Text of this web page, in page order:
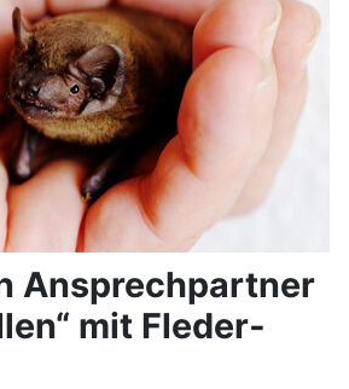
Ansprech­partner
mit Fleder­